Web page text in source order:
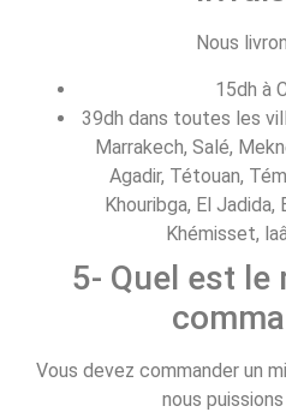
Nous
15dh à
39dh dans toutes les
Marrakech, Salé,
Agadir, Tétouan,
Khouribga, El Jadida,
Khémisset,
5- Quel est le
Vous devez commander un
nous